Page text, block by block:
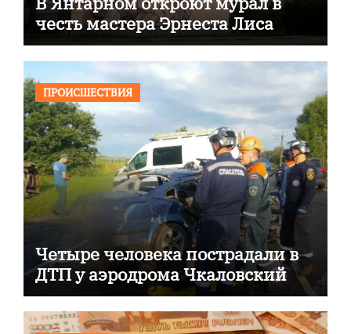
честь мастера Эрнеста Лиса
ПРОИСШЕСТВИЯ
Четыре человека пострадали в
ДТП у аэродрома Чкаловский